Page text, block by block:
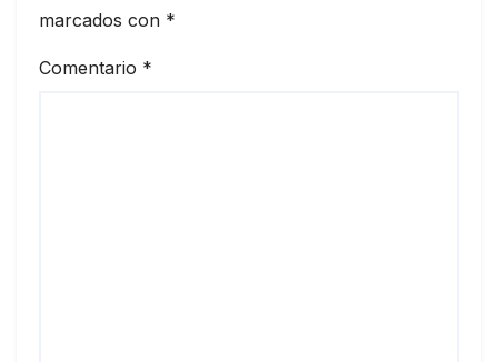
marcados con *
Comentario *